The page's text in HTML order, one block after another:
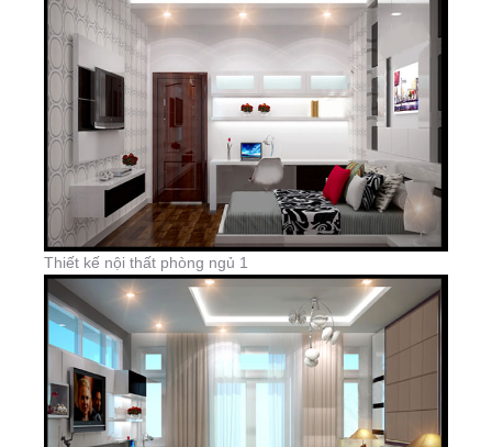
Thiết kế nội thất phòng ngủ 1